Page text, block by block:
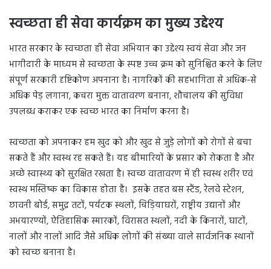
स्वच्छता ही सेवा कार्यक्रम का मुख्य उद्देश्य
भारत सरकार के स्वच्छता ही सेवा अभियान का उद्देश्य स्वयं सेवा और जन
भागीदारी के माध्यम से स्वच्छता के स्पष्ट उच्च क्रम को सुनिश्चित करने के लिए
संपूर्ण सरकारी दृष्टिकोण अपनाना है। नागरिकों की सहभागिता से अधिक-से
अधिक पेड़ लगाना, कचरा मुक्त वातावरण बनाना, शौचालय की सुविधा
उपलब्ध कराकर एक स्वच्छ भारत का निर्माण करना है।
स्वच्छता को अपनाकर हम खुद को और खुद से जुड़े लोगों को रोगों से बचा
सकते हैं और स्वस्थ रह सकते हैं। यह बीमारियों के प्रसार को रोकता है और
अच्छे स्वास्थ्य को सुरक्षित रखता है। स्वच्छ वातावरण में ही स्वस्थ शरीर एवं
स्वस्थ मस्तिष्क का विकास होता है। इसके तहत बस स्टैंड, रेलवे स्टेशन,
छावनी बोर्ड, समुद्र तटों, पर्यटक स्थलों, चिड़ियाघरों, राष्ट्रीय उद्यानों और
अभयारण्यों, ऐतिहासिक स्मारकों, विरासत स्थलों, नदी के किनारों, घाटों,
नालों और नालों आदि जैसे अधिक लोगों की संख्या वाले सार्वजनिक स्थानों
को स्वच्छ बनाना है।